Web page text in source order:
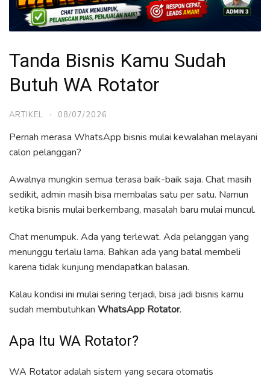
Tanda Bisnis Kamu Sudah
Butuh WA Rotator
ARTIKEL · 08/07/2026
Pernah merasa WhatsApp bisnis mulai kewalahan melayani
calon pelanggan?
Awalnya mungkin semua terasa baik-baik saja. Chat masih
sedikit, admin masih bisa membalas satu per satu. Namun
ketika bisnis mulai berkembang, masalah baru mulai muncul.
Chat menumpuk. Ada yang terlewat. Ada pelanggan yang
menunggu terlalu lama. Bahkan ada yang batal membeli
karena tidak kunjung mendapatkan balasan.
Kalau kondisi ini mulai sering terjadi, bisa jadi bisnis kamu
sudah membutuhkan WhatsApp Rotator.
Apa Itu WA Rotator?
WA Rotator adalah sistem yang secara otomatis